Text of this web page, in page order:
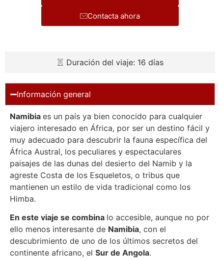
Contacta ahora
Duración del viaje: 16 días
Información general
Namibia es un país ya bien conocido para cualquier
viajero interesado en África, por ser un destino fácil y
muy adecuado para descubrir la fauna específica del
África Austral, los peculiares y espectaculares
paisajes de las dunas del desierto del Namib y la
agreste Costa de los Esqueletos, o tribus que
mantienen un estilo de vida tradicional como los
Himba.
En este viaje se combina lo accesible, aunque no por
ello menos interesante de Namibia, con el
descubrimiento de uno de los últimos secretos del
continente africano, el Sur de Angola.